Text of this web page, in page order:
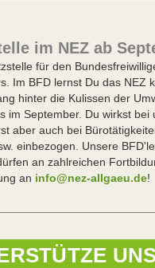
im NEZ ab
für den
Im BFD lernst Du das NEZ
hinter die Kulissen der
im September. Du wirkst bei
aber auch bei
einbezogen. Unsere
an zahlreichen
an info@nez-allgaeu.de!